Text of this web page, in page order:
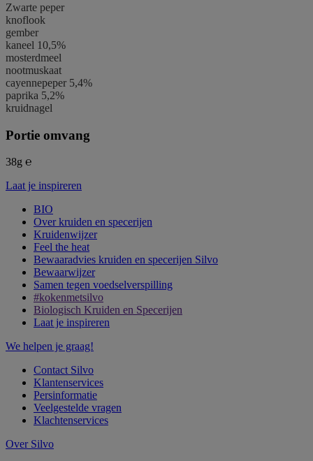
Zwarte peper
knoflook
gember
kaneel 10,5%
mosterdmeel
nootmuskaat
cayennepeper 5,4%
paprika 5,2%
kruidnagel
Portie omvang
38g ℮
Laat je inspireren
BIO
Over kruiden en specerijen
Kruidenwijzer
Feel the heat
Bewaaradvies kruiden en specerijen Silvo
Bewaarwijzer
Samen tegen voedselverspilling
#kokenmetsilvo
Biologisch Kruiden en Specerijen
Laat je inspireren
We helpen je graag!
Contact Silvo
Klantenservices
Persinformatie
Veelgestelde vragen
Klachtenservices
Over Silvo